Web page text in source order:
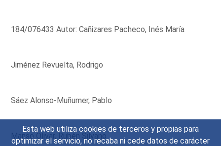
Esta web utiliza cookies de terceros y propias para
optimizar el servicio, no recaba ni cede datos de carácter
184/076433 Autor: Cañizares Pacheco, Inés María
Jiménez Revuelta, Rodrigo
Sáez Alonso-Muñumer, Pablo
Manso Olivar, Rubén Silvano